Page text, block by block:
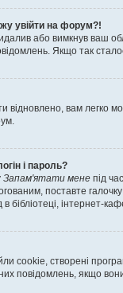
увійти на форум?!
або вимкнув ваш
Якщо так
вам легко
і пароль?
Запам'ятати мене під
поставте
інтернет-
cookie, створені
повідомлень, якщо